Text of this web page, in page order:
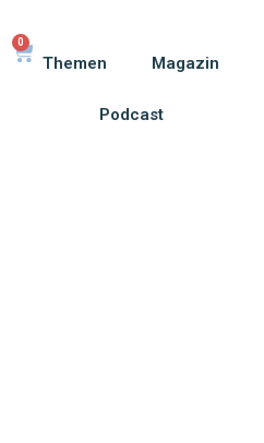
0
Themen Magazin
Podcast